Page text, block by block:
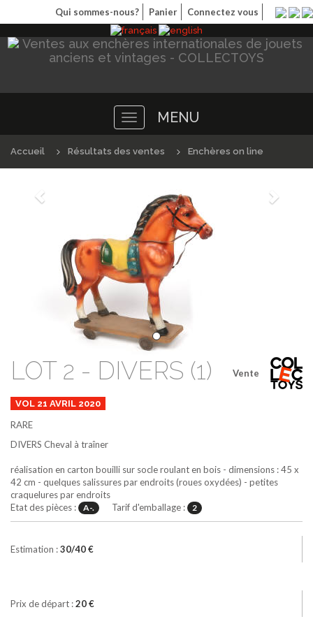
Qui sommes-nous? Panier Connectez vous
Toggle
navigation
MENU
Accueil Résultats des ventes Enchères on line
Précédént
Vente
LOT 2 - DIVERS (1)
VOL 21 AVRIL 2020
RARE
DIVERS Cheval à traîner
réalisation en carton bouilli sur socle roulant en bois - dimensions : 45 x
42 cm - quelques salissures par endroits (roues oxydées) - petites
craquelures par endroits
Etat des pièces :
A-. Tarif d'emballage : 2
Estimation :30/40 €
Prix de départ :20 €